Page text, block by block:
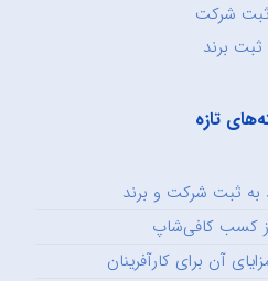
ثبت شرکت
ثبت برند
تازه
به ثبت شرکت و برند
کسب کافی‌شاپ
آن برای کارآفرینان